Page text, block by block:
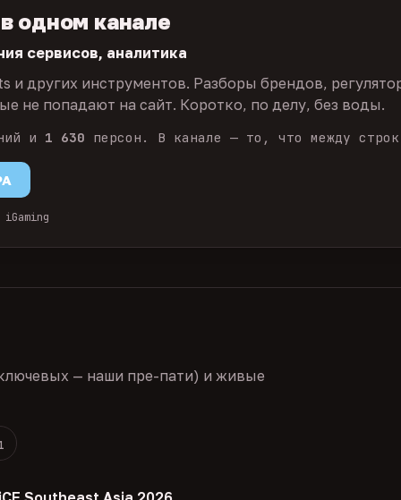
одном канале
сервисов, аналитика
и других инструментов. Разборы брендов,
не попадают на сайт. Коротко, по делу, без воды.
и 1 630 персон. В канале — то, что между
— наши пре-пати) и живые